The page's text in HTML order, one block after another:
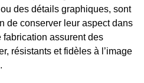
des détails graphiques, sont
de conserver leur aspect dans
fabrication assurent des
résistants et fidèles à l’image